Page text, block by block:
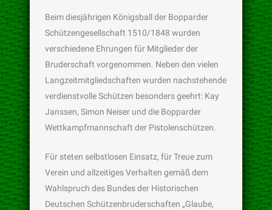
Beim diesjährigen Königsball der Bopparder
Schützengesellschaft 1510/1848 wurden
verschiedene Ehrungen für Mitglieder der
Bruderschaft vorgenommen. Neben den vielen
Langzeitmitgliedschaften wurden nachstehende
verdienstvolle Schützen besonders geehrt: Kay
Janssen, Simon Neiser und die Bopparder
Wettkampfmannschaft der Pistolenschützen.
Für steten selbstlosen Einsatz, für Treue zum
Verein und allzeitiges Verhalten gemäß dem
Wahlspruch des Bundes der Historischen
Deutschen Schützenbruderschaften „Glaube,